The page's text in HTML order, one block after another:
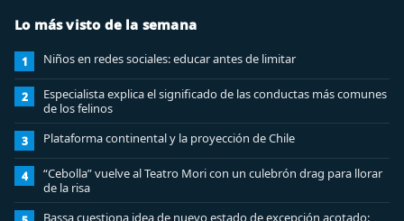
Lo más visto de la semana
1 Niños en redes sociales: educar antes de limitar
2
Especialista explica el significado de las conductas más comunes
de los felinos
3 Plataforma continental y la proyección de Chile
4
“Cebolla” vuelve al Teatro Mori con un culebrón drag para llorar
de la risa
Bassa cuestiona idea de nuevo estado de excepción acotado: